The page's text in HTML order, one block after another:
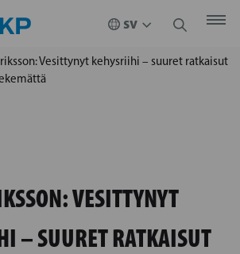
Vesittynyt kehysriihi – suuret ratkaisut
VESITTYNYT
– SUURET RATKAISUT